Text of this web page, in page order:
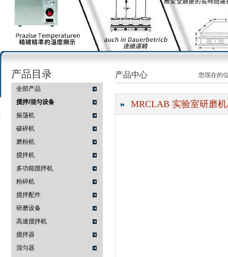
武汉提沃克科技有限公司
产品目录
全部产品
搅拌/混匀设备
振荡机
破碎机
磨粉机
搅拌机
多功能搅拌机
粉碎机
搅拌配件
研磨设备
高速搅拌机
搅拌器
混匀器
产品中心 您现在的
MRCLAB 实验室研磨